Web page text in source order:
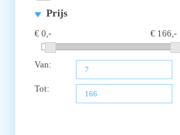
Prijs
0 166
Van:
Tot: